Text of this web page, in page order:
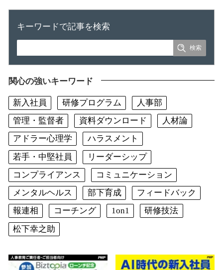
キーワードで記事を検索
関心の強いキーワード
新入社員 研修プログラム
人事部
管理・監督者
資料ダウンロード
人材論
アドラー心理学
ハラスメント
若手・中堅社員
リーダーシップ
コンプライアンス
コミュニケーション
メンタルヘルス
部下育成
フィードバック
報連相
コーチング 1on1
研修技法
松下幸之助